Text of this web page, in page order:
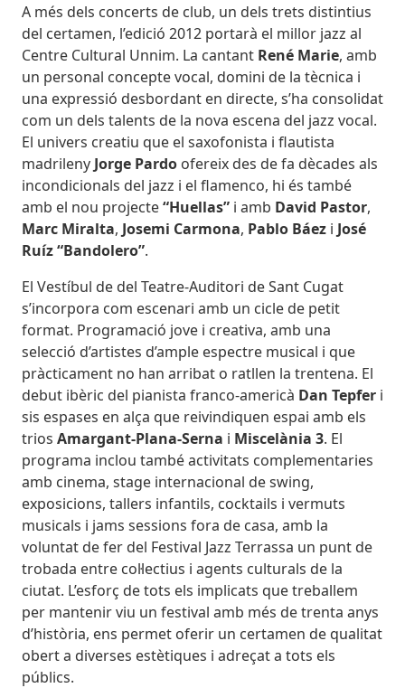
A més dels concerts de club, un dels trets distintius
del certamen, l’edició 2012 portarà el millor jazz al
Centre Cultural Unnim. La cantant René Marie, amb
un personal concepte vocal, domini de la tècnica i
una expressió desbordant en directe, s’ha consolidat
com un dels talents de la nova escena del jazz vocal.
El univers creatiu que el saxofonista i flautista
madrileny Jorge Pardo ofereix des de fa dècades als
incondicionals del jazz i el flamenco, hi és també
amb el nou projecte“Huellas” i amb David Pastor,
Marc Miralta, Josemi Carmona, Pablo Báez i José
Ruíz “Bandolero”.
El Vestíbul de del Teatre-Auditori de Sant Cugat
s’incorpora com escenari amb un cicle de petit
format. Programació jove i creativa, amb una
selecció d’artistes d’ample espectre musical i que
pràcticament no han arribat o ratllen la trentena. El
debut ibèric del pianista franco-americà Dan Tepfer i
sis espases en alça que reivindiquen espai amb els
trios Amargant-Plana-Serna i Miscelània 3. El
programa inclou també activitats complementaries
amb cinema, stage internacional de swing,
exposicions, tallers infantils, cocktails i vermuts
musicals i jams sessions fora de casa, amb la
voluntat de fer del Festival Jazz Terrassa un punt de
trobada entre col·lectius i agents culturals de la
ciutat. L’esforç de tots els implicats que treballem
per mantenir viu un festival amb més de trenta anys
d’història, ens permet oferir un certamen de qualitat
obert a diverses estètiques i adreçat a tots els
públics.